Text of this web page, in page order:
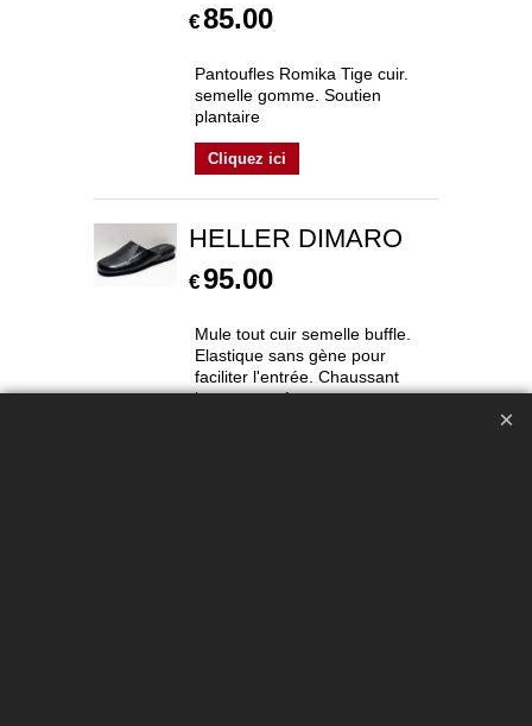
€85.00
Pantoufles Romika Tige cuir.
semelle gomme. Soutien
plantaire
Cliquez ici
HELLER DIMARO
€95.00
Mule tout cuir semelle buffle.
Elastique sans gène pour
faciliter l'entrée. Chaussant
large et conf...